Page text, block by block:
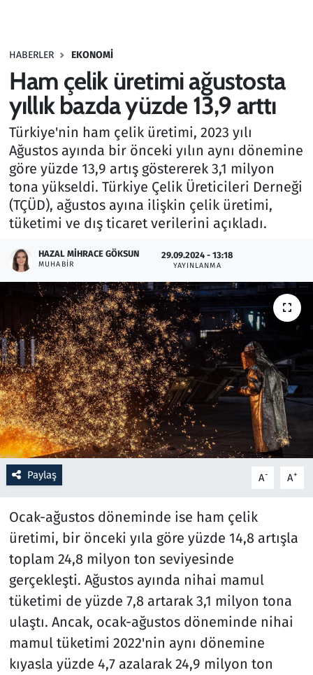
HABERLER EKONOMI
Ham çelik üretimi ağustosta
yıllık bazda yüzde 13,9 arttı
Türkiye'nin ham çelik üretimi, 2023 yılı
Ağustos ayında bir önceki yılın aynı dönemine
göre yüzde 13,9 artış göstererek 3,1 milyon
tona yükseldi. Türkiye Çelik Üreticileri Derneği
(TÇÜD), ağustos ayına ilişkin çelik üretimi,
tüketimi ve dış ticaret verilerini açıkladı.
HAZAL MIHRACE GÖKSUN
MUHABIR
29.09.2024 - 13:18
YAYINLANMA
Paylaş A- A+
Ocak-ağustos döneminde ise ham çelik
üretimi, bir önceki yıla göre yüzde 14,8 artışla
toplam 24,8 milyon ton seviyesinde
gerçekleşti. Ağustos ayında nihai mamul
tüketimi de yüzde 7,8 artarak 3,1 milyon tona
ulaştı. Ancak, ocak-ağustos döneminde nihai
mamul tüketimi 2022'nin aynı dönemine
kıyasla yüzde 4,7 azalarak 24,9 milyon ton
Haber
Kültür Sanat
Kurumsal Haberler
Lezzet Durağı
Memur ve Kamu
Ramazan
Resmi İlanlar
Rüya Tabirleri
Sağlık
Savunma Sanayi
Seçim 2023
Spor
Teknoloji ve Bilim
Televizyon